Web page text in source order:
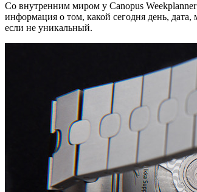
Со внутренним миром у Canopus
информация о том, какой сегодня день,
если не уникальный.